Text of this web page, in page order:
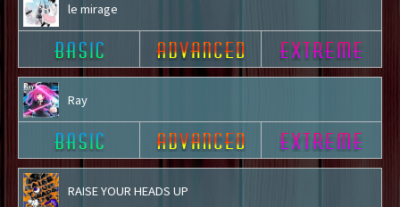
le mirage
Ray
RAISE YOUR HEADS UP